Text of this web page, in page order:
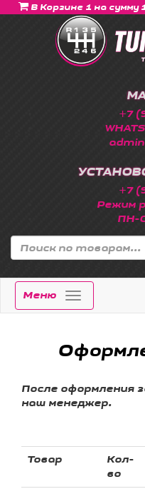
В Корзине 1 на сумму
+7
+7
Режим
ПН-
Меню
После оформления
наш менеджер.
Товар
Кол-
во